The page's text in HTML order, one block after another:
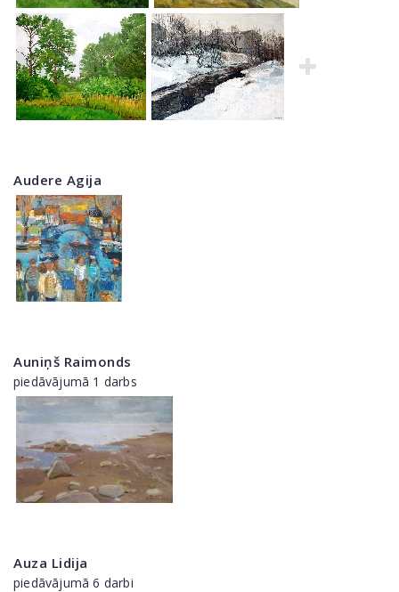
Audere Agija
Auniņš Raimonds
piedāvājumā 1 darbs
Auza Lidija
piedāvājumā 6 darbi